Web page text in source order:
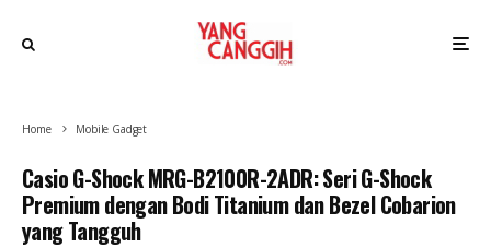
Home Mobile Gadget
Casio G-Shock MRG-B2100R-2ADR: Seri G-Shock
Premium dengan Bodi Titanium dan Bezel Cobarion
yang Tangguh